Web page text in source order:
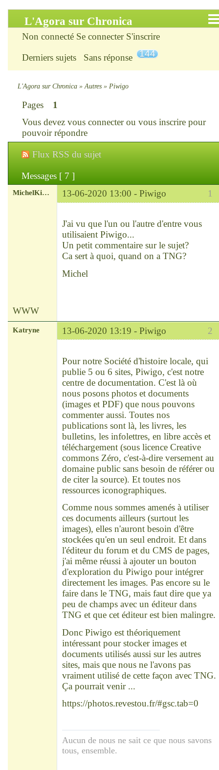
L'Agora sur Chronica
Accueil
Infos
Chercher
S’inscrire
Connexion
Chronica : le site
ChroniKat : les liens
CONTACT
Non connecté Se connecter S'inscrire
Derniers sujets Sans réponse 144
L'Agora sur Chronica »Autres » Piwigo
Pages
1
Vous devez vous connecterou vous inscrirepour
pouvoir répondre
Flux RSS du sujet
Messages [ 7 ]
1
MichelKirsch 13-06-2020 13:00 - Piwigo
J'ai vu que l'un ou l'autre d'entre vous
utilisaient Piwigo...
Un petit commentaire sur le sujet?
Ca sert à quoi, quand on a TNG?
Michel
WWW
2
Katryne 13-06-2020 13:19 - Piwigo
Pour notre Société d'histoire locale, qui
publie 5 ou 6 sites, Piwigo, c'est notre
centre de documentation. C'est là où
nous posons photos et documents
(images et PDF) que nous pouvons
commenter aussi. Toutes nos
publications sont là, les livres, les
bulletins, les infolettres, en libre accès et
téléchargement (sous licence Creative
commons Zéro, c'est-à-dire versement au
domaine public sans besoin de référer ou
de citer la source). Et toutes nos
ressources iconographiques.
Comme nous sommes amenés à utiliser
ces documents ailleurs (surtout les
images), elles n'auront besoin d'être
stockées qu'en un seul endroit. Et dans
l'éditeur du forum et du CMS de pages,
j'ai même réussi à ajouter un bouton
d'exploration du Piwigo pour intégrer
directement les images. Pas encore su le
faire dans le TNG, mais faut dire que ya
peu de champs avec un éditeur dans
TNG et que cet éditeur est bien malingre.
Donc Piwigo est théoriquement
intéressant pour stocker images et
documents utilisés aussi sur les autres
sites, mais que nous ne l'avons pas
vraiment utilisé de cette façon avec TNG.
Ça pourrait venir ...
https://photos.revestou.fr/#gsc.tab=0
Aucun de nous ne sait ce que nous savons
tous, ensemble.